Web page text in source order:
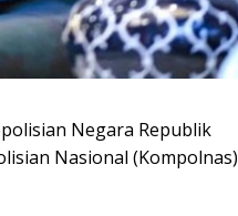
Negara Republik
Nasional (Kompolnas)